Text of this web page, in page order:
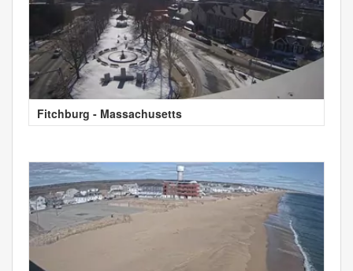
Fitchburg - Massachusetts